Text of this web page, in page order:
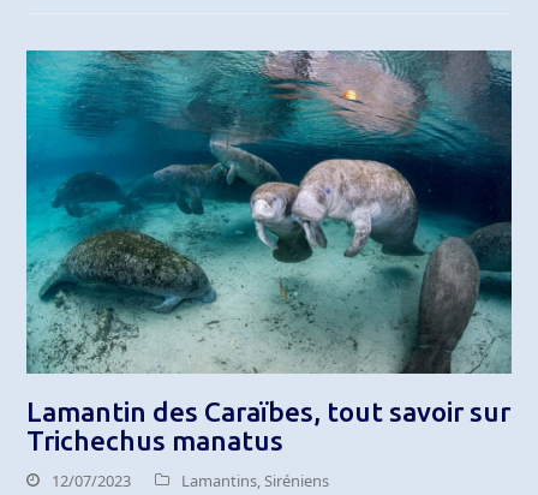
Lamantin des Caraïbes, tout savoir sur
Trichechus manatus
12/07/2023 Lamantins Siréniens